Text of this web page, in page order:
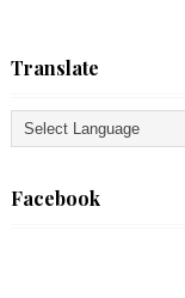
Translate
Facebook